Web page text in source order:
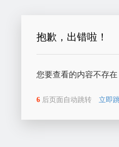
抱歉，出错啦！
您要查看的内容不存
6 后页面自动跳转 立即